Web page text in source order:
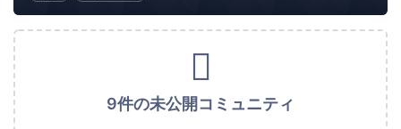
9件の未公開コミュニティ